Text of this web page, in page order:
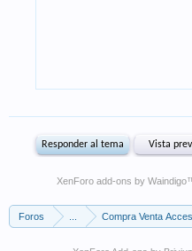
XenForo add-ons by Waindigo
Foros Compra Venta